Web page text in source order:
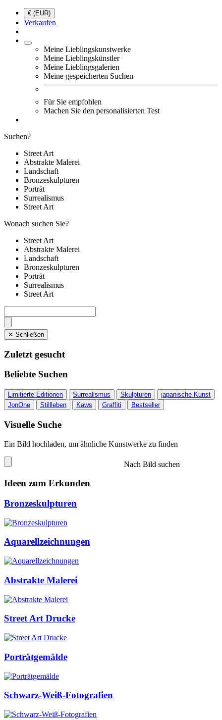
€ (EUR)
Verkaufen
Meine Lieblingskunstwerke
Meine Lieblingskünstler
Meine Lieblingsgalerien
Meine gespeicherten Suchen
Für Sie empfohlen
Machen Sie den personalisierten Test
Suchen?
Street Art
Abstrakte Malerei
Landschaft
Bronzeskulpturen
Porträt
Surrealismus
Street Art
Wonach suchen Sie?
Street Art
Abstrakte Malerei
Landschaft
Bronzeskulpturen
Porträt
Surrealismus
Street Art
✕ Schließen
Zuletzt gesucht
Beliebte Suchen
Limitierte Editionen Surrealismus Skulpturen
japanische Kunst
JonOne
Stillleben Kaws Graffiti Bestseller
Visuelle Suche
Ein Bild hochladen, um ähnliche Kunstwerke zu finden
Nach Bild suchen
Ideen zum Erkunden
Bronzeskulpturen
Aquarellzeichnungen
Abstrakte Malerei
Street Art Drucke
Porträtgemälde
Schwarz-Weiß-Fotografien